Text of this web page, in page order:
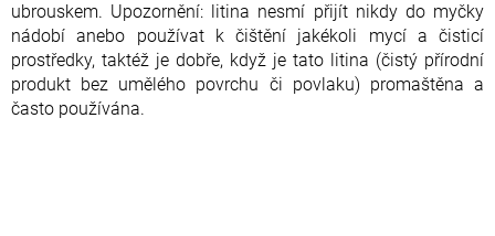
ubrouskem. Upozornění: litina nesmí přijít nikdy do myčky
nádobí anebo používat k čištění jakékoli mycí a čisticí
prostředky, taktéž je dobře, když je tato litina (čistý přírodní
produkt bez umělého povrchu či povlaku) promaštěna a
často používána.